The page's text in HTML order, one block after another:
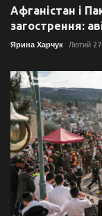
Афганістан і
загострення:
Ярина Харчук Лютий